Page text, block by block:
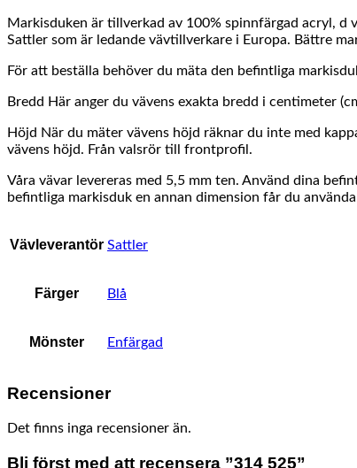
Markisduken är tillverkad av 100% spinnfärgad acryl,
Sattler som är ledande vävtillverkare i Europa. Bättre
För att beställa behöver du mäta den befintliga
Bredd Här anger du vävens exakta bredd i centimeter
Höjd När du mäter vävens höjd räknar du inte med
vävens höjd. Från valsrör till frontprofil.
Våra vävar levereras med 5,5 mm ten. Använd dina
befintliga markisduk en annan dimension får du
Vävleverantör Sattler
Färger Blå
Mönster Enfärgad
Recensioner
Det finns inga recensioner än.
Bli först med att recensera ”314 525”